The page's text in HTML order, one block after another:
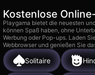
Kostenlose
Playgama bietet die neuesten
können Spaß haben, ohne
Werbung oder Pop-ups. Laden
Webbrowser und genießen Sie
Solitaire